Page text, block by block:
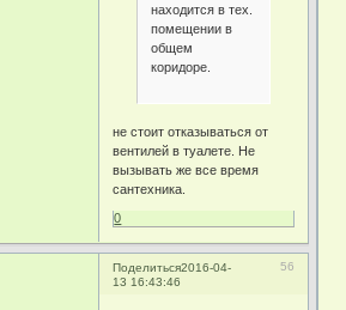
находится в тех.
помещении в
общем
коридоре.
не стоит отказываться от
вентилей в туалете. Не
вызывать же все время
сантехника.
0
Поделиться 56
2016-04-
13 16:43:46